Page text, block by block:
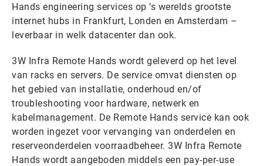
Hands engineering services op ‘s werelds grootste
internet hubs in Frankfurt, Londen en Amsterdam –
leverbaar in welk datacenter dan ook.
3W Infra Remote Hands wordt geleverd op het level
van racks en servers. De service omvat diensten op
het gebied van installatie, onderhoud en/of
troubleshooting voor hardware, netwerk en
kabelmanagement. De Remote Hands service kan ook
worden ingezet voor vervanging van onderdelen en
reserveonderdelen voorraadbeheer. 3W Infra Remote
Hands wordt aangeboden middels een pay-per-use